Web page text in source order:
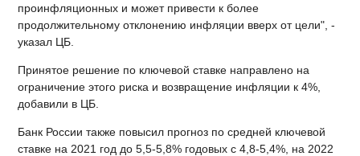
проинфляционных и может привести к более
продолжительному отклонению инфляции вверх от цели", -
указал ЦБ.
Принятое решение по ключевой ставке направлено на
ограничение этого риска и возвращение инфляции к 4%,
добавили в ЦБ.
Банк России также повысил прогноз по средней ключевой
ставке на 2021 год до 5,5-5,8% годовых с 4,8-5,4%, на 2022